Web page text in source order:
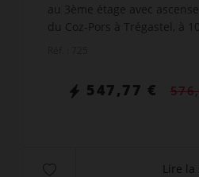
au 3ème étage avec
du Coz-Pors à Trégastel, à
547,77 €
Lire